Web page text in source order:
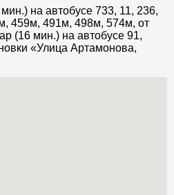
на автобусе 733, 11, 236,
459м, 491м, 498м, 574м, от
(16 мин.) на автобусе 91,
«Улица Артамонова,